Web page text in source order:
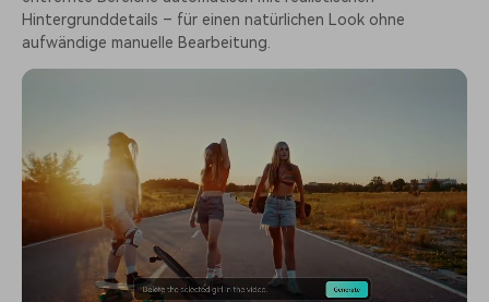
Hintergrunddetails – für einen natürlichen Look ohne
aufwändige manuelle Bearbeitung.